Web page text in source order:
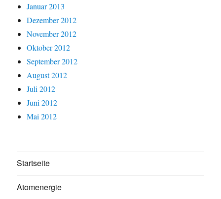
Januar 2013
Dezember 2012
November 2012
Oktober 2012
September 2012
August 2012
Juli 2012
Juni 2012
Mai 2012
Startseite
Atomenergie